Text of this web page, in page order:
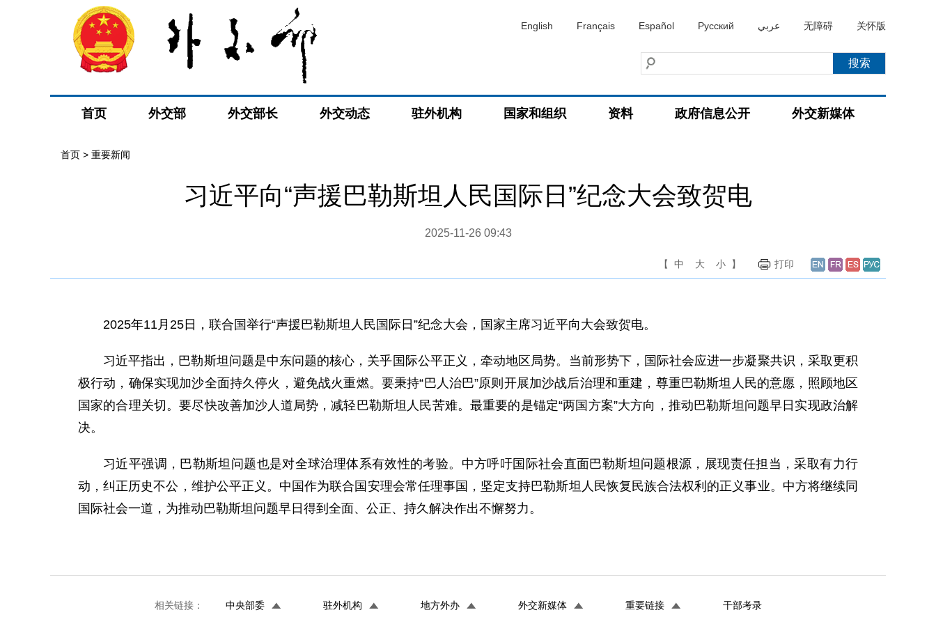
English Français Español Русский عربي 无障碍 关怀版
首页 外交部 外交部长 外交动态 驻外机构 国家和组织 资料 政府信息公开 外交新媒体
首页 > 重要新闻
习近平向“声援巴勒斯坦人民国际日”纪念大会致贺电
2025-11-26 09:43
【 中 大 小 】 打印
2025年11月25日，联合国举行“声援巴勒斯坦人民国际日”纪念大会，国家主席习近平向大会致贺电。
习近平指出，巴勒斯坦问题是中东问题的核心，关乎国际公平正义，牵动地区局势。当前形势下，国际社会应进一步凝聚共识，采取更积
极行动，确保实现加沙全面持久停火，避免战火重燃。要秉持“巴人治巴”原则开展加沙战后治理和重建，尊重巴勒斯坦人民的意愿，照顾地区
国家的合理关切。要尽快改善加沙人道局势，减轻巴勒斯坦人民苦难。最重要的是锚定“两国方案”大方向，推动巴勒斯坦问题早日实现政治解
决。
习近平强调，巴勒斯坦问题也是对全球治理体系有效性的考验。中方呼吁国际社会直面巴勒斯坦问题根源，展现责任担当，采取有力行
动，纠正历史不公，维护公平正义。中国作为联合国安理会常任理事国，坚定支持巴勒斯坦人民恢复民族合法权利的正义事业。中方将继续同
国际社会一道，为推动巴勒斯坦问题早日得到全面、公正、持久解决作出不懈努力。
相关链接： 中央部委 驻外机构 地方外办 外交新媒体 重要链接 干部考录